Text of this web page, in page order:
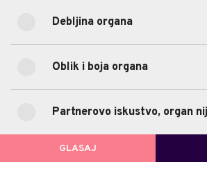
Oblik i boja organa
Partnerovo iskustvo, organ nije važan
POVRATAK NA
Debljina organa
Oblik i boja organa
Partnerovo iskustvo, organ
GLASAJ